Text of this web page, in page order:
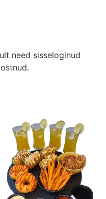
need sisseloginud